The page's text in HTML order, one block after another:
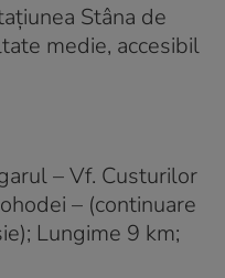
Stâna de
medie, accesibil
– Vf. Custurilor
– (continuare
Lungime 9 km;